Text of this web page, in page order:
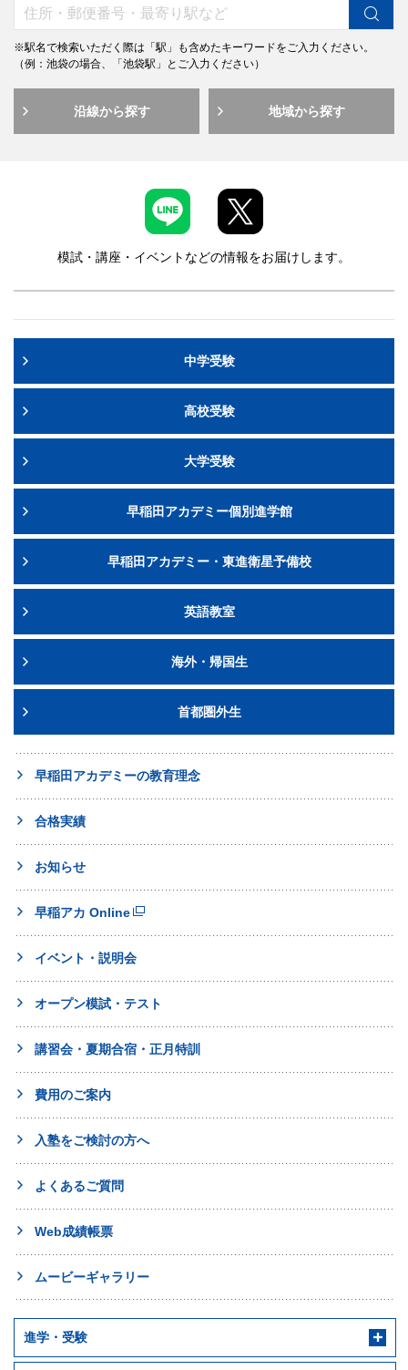
※駅名で検索いただく際は「駅」も含めたキーワードをご入力ください。
（例：池袋の場合、「池袋駅」とご入力ください）
沿線から探す 地域から探す
模試・講座・イベントなどの情報をお届けします。
中学受験
高校受験
大学受験
早稲田アカデミー個別進学館
早稲田アカデミー・東進衛星予備校
英語教室
海外・帰国生
首都圏外生
早稲田アカデミーの教育理念
合格実績
お知らせ
早稲アカ Online
イベント・説明会
オープン模試・テスト
講習会・夏期合宿・正月特訓
費用のご案内
入塾をご検討の方へ
よくあるご質問
Web成績帳票
ムービーギャラリー
進学・受験